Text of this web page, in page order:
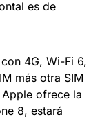
es de
4G, Wi-Fi 6,
más otra SIM
ofrece la
8, estará